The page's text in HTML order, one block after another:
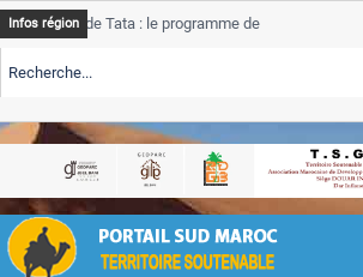
Infos région
de Tata : le programme de rehabilitation post-
TSGJB Tourisme : l’ONMT renforce l’aerien a
TSGJB Tourisme au Maroc : Transavia renforce